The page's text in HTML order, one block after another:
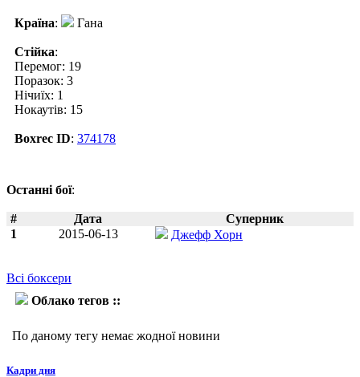
Країна: Гана
Стійка:
Перемог: 19
Поразок: 3
Нічиїх: 1
Нокаутів: 15
Boxrec ID: 374178
Останні бої:
# Дата
Суперник
1
2015-06-13 Джефф Хорн
Всі боксери
Облако тегов ::
По даному тегу немає жодної новини
Кадри дня